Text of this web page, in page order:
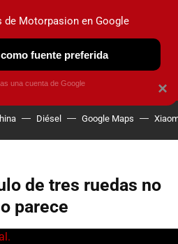
OBSERVATORIO
Diésel Google Maps
de tres ruedas no
parece
×
de Motorpasion en Google
fuente preferida
una cuenta de Google